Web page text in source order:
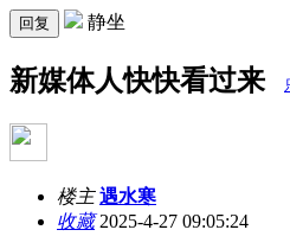
回复 静坐
新媒体人快快看过来
楼主 遇水寒
收藏2025-4-27 09:05:24